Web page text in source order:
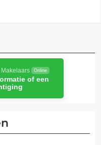
Makelaars Online
of een